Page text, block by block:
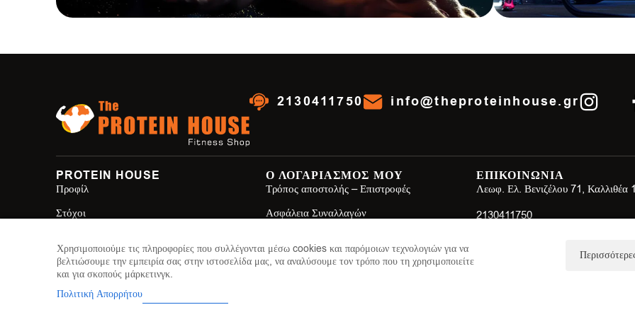
2130411750 info@theproteinhouse.gr
PROTEIN HOUSE
Προφίλ
Στόχοι
Επικοινωνία
Ο ΛΟΓΑΡΙΑΣΜΟΣ ΜΟΥ
Τρόπος αποστολής – Επιστροφές
Ασφάλεια Συναλλαγών
Πολιτική Απορρήτου
ΕΠΙΚΟΙΝΩΝΙΑ
Λεωφ. Ελ. Βενιζέλου 71, Καλλιθέα
2130411750
Κατασκευή Ιστοσελίδων
Χρησιμοποιούμε τις πληροφορίες που συλλέγονται μέσω cookies και παρόμοιων τεχνολογιών για να
βελτιώσουμε την εμπειρία σας στην ιστοσελίδα μας, να αναλύσουμε τον τρόπο που τη χρησιμοποιείτε
και για σκοπούς μάρκετινγκ.
Πολιτική Απορρήτου